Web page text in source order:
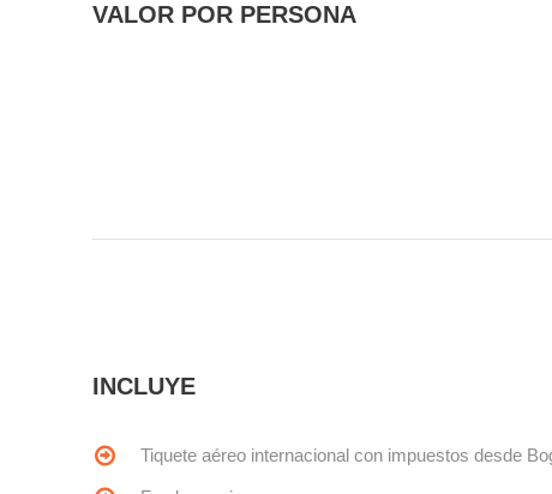
VALOR POR PERSONA
INCLUYE
Tiquete aéreo internacional con impuestos desde